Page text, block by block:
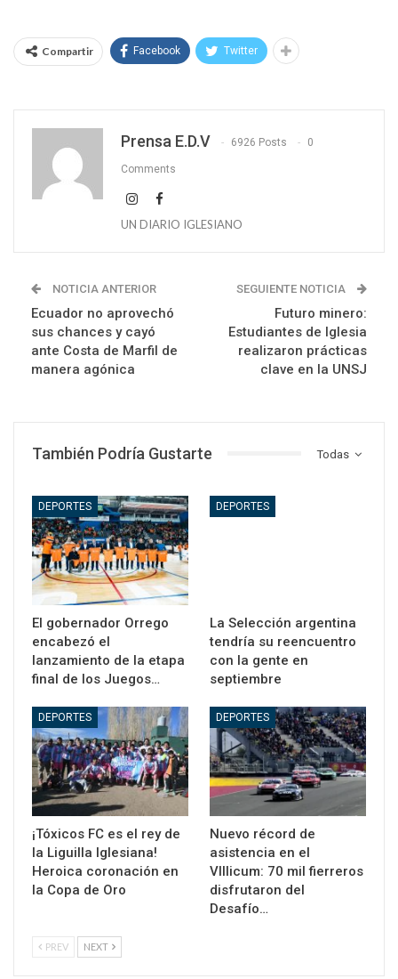
Compartir Facebook Twitter
Prensa E.D.V 6926 Posts 0
Comments
UN DIARIO IGLESIANO
NOTICIA ANTERIOR
Ecuador no aprovechó
sus chances y cayó
ante Costa de Marfil de
manera agónica
SEGUIENTE NOTICIA
Futuro minero:
Estudiantes de Iglesia
realizaron prácticas
clave en la UNSJ
Todas
También Podría Gustarte
DEPORTES
El gobernador Orrego
encabezó el
lanzamiento de la etapa
final de los Juegos…
DEPORTES
La Selección argentina
tendría su reencuentro
con la gente en
septiembre
DEPORTES
¡Tóxicos FC es el rey de
la Liguilla Iglesiana!
Heroica coronación en
la Copa de Oro
DEPORTES
Nuevo récord de
asistencia en el
VIllicum: 70 mil fierreros
disfrutaron del
Desafío…
PREV NEXT